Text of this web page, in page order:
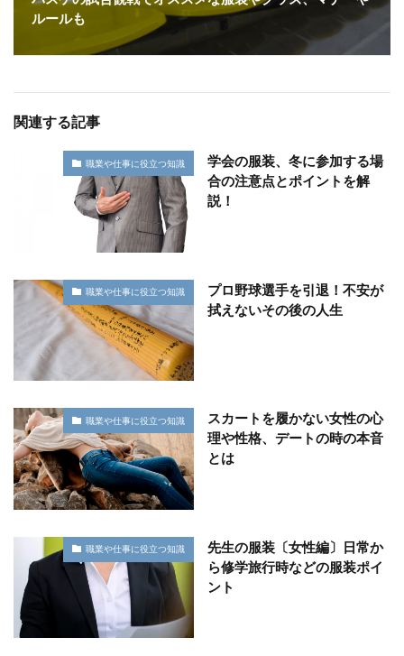
ルールも
関連する記事
職業や仕事に役立つ知識
学会の服装、冬に参加する場
合の注意点とポイントを解
説！
職業や仕事に役立つ知識
プロ野球選手を引退！不安が
拭えないその後の人生
職業や仕事に役立つ知識
スカートを履かない女性の心
理や性格、デートの時の本音
とは
職業や仕事に役立つ知識
先生の服装〔女性編〕日常か
ら修学旅行時などの服装ポイ
ント